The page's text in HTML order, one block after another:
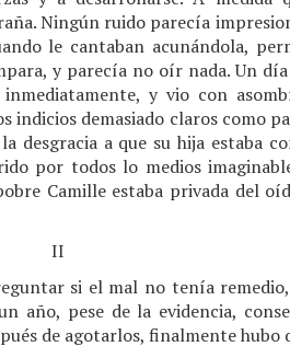
Ningún ruido parecía
le cantaban acunándola,
y parecía no oír nada. Un
y vio con
indicios demasiado claros como
a que su hija estaba
por todos lo medios
Camille estaba privada del
II
si el mal no tenía
año, pese de la evidencia,
de agotarlos, finalmente hubo